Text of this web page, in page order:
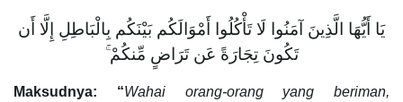
يَا أَيُّهَا الَّذِينَ آمَنُوا لَا تَأْكُلُوا أَمْوَالَكُم بَيْنَكُم بِالْبَاطِلِ إِلَّا أَن
تَكُونَ تِجَارَةً عَن تَرَاضٍ مِّنكُمْ ۚ
Maksudnya: “Wahai orang-orang yang beriman,